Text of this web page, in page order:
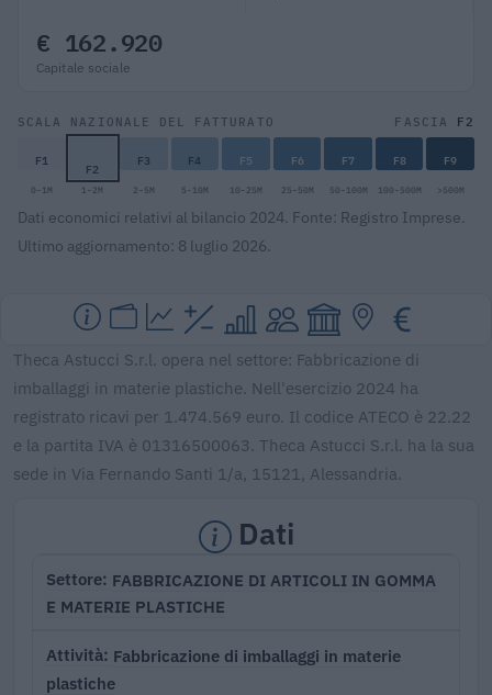
€ 162.920
Capitale sociale
SCALA NAZIONALE DEL FATTURATO FASCIA F2
F1 F2 F3 F4 F5 F6 F7 F8 F9
0-1M 1-2M 2-5M 5-10M 10-25M 25-50M 50-100M 100-500M >500M
Dati economici relativi al bilancio 2024. Fonte: Registro Imprese.
Ultimo aggiornamento: 8 luglio 2026.
Theca Astucci S.r.l. opera nel settore: Fabbricazione di
imballaggi in materie plastiche. Nell'esercizio 2024 ha
registrato ricavi per 1.474.569 euro. Il codice ATECO è 22.22
e la partita IVA è 01316500063. Theca Astucci S.r.l. ha la sua
sede in Via Fernando Santi 1/a, 15121, Alessandria.
Dati
Settore FABBRICAZIONE DI ARTICOLI IN GOMMA
E MATERIE PLASTICHE
Attività Fabbricazione di imballaggi in materie
plastiche